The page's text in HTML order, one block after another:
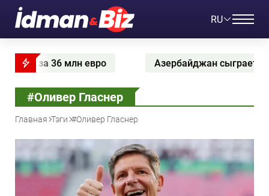
RU
Азербайджан сыграет с Норвегией после двух
#Оливер Гласнер
Главная Тэги #Оливер Гласнер